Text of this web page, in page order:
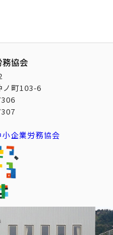
ノ町103-6
企業労務協会